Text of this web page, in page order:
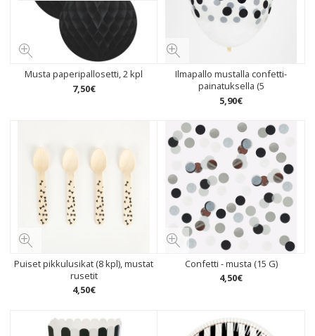
Musta paperipallosetti, 2 kpl
7,50€
Ilmapallo mustalla confetti-
painatuksella (5
5,90€
Puiset pikkulusikat (8 kpl), mustat
rusetit
4,50€
Confetti - musta (15 G)
4,50€